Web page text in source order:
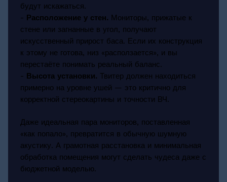
будут искажаться.
- Расположение у стен. Мониторы, прижатые к
стене или загнанные в угол, получают
искусственный прирост баса. Если их конструкция
к этому не готова, низ «расползается», и вы
перестаёте понимать реальный баланс.
- Высота установки. Твитер должен находиться
примерно на уровне ушей — это критично для
корректной стереокартины и точности ВЧ.
Даже идеальная пара мониторов, поставленная
«как попало», превратится в обычную шумную
акустику. А грамотная расстановка и минимальная
обработка помещения могут сделать чудеса даже с
бюджетной моделью.